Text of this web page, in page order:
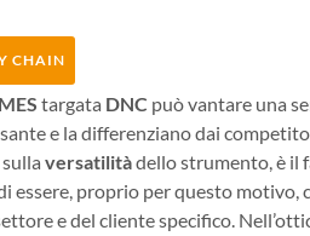
CHAIN
targata DNC può vantare una
e la differenziano dai
versatilitàdello strumento, è il
essere, proprio per questo motivo,
e del cliente specifico.